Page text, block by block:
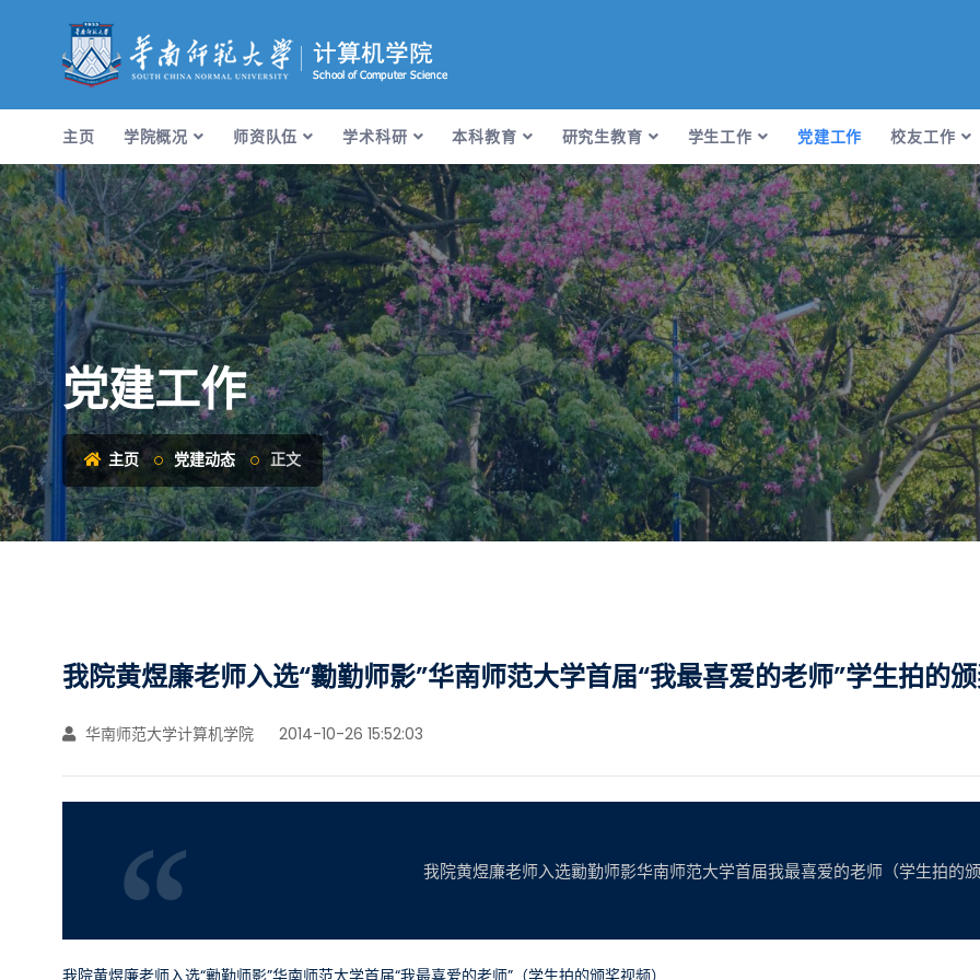
主页 学院概况 师资队伍 学术科研 本科教育 研究生教育 学生工作 党建工作 校友工作
党建工作
主页 党建动态 正文
我院黄煜廉老师入选“勷勤师影”华南师范大学首届“我最喜爱的老师”学生拍的
华南师范大学计算机学院 2014-10-26 15:52:03
我院黄煜廉老师入选勷勤师影华南师范大学首届我最喜爱的老师（学生拍的
我院黄煜廉老师入选“勷勤师影”华南师范大学首届“我最喜爱的老师”（学生拍的颁奖视频）